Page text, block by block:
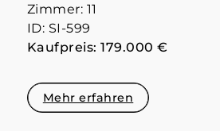
Zimmer: 11
ID: SI-599
Kaufpreis: 179.000 €
Mehr erfahren